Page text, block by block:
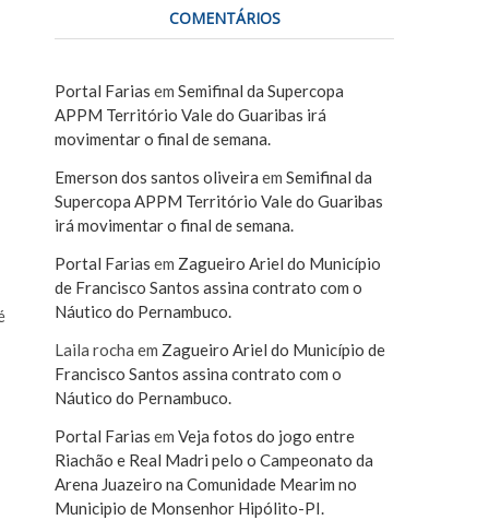
COMENTÁRIOS
Portal Farias em Semifinal da Supercopa
APPM Território Vale do Guaribas irá
movimentar o final de semana.
Emerson dos santos oliveira em Semifinal da
Supercopa APPM Território Vale do Guaribas
irá movimentar o final de semana.
Portal Farias em Zagueiro Ariel do Município
de Francisco Santos assina contrato com o
Náutico do Pernambuco.
Laila rocha em Zagueiro Ariel do Município de
Francisco Santos assina contrato com o
Náutico do Pernambuco.
Portal Farias em Veja fotos do jogo entre
Riachão e Real Madri pelo o Campeonato da
Arena Juazeiro na Comunidade Mearim no
Municipio de Monsenhor Hipólito-PI.